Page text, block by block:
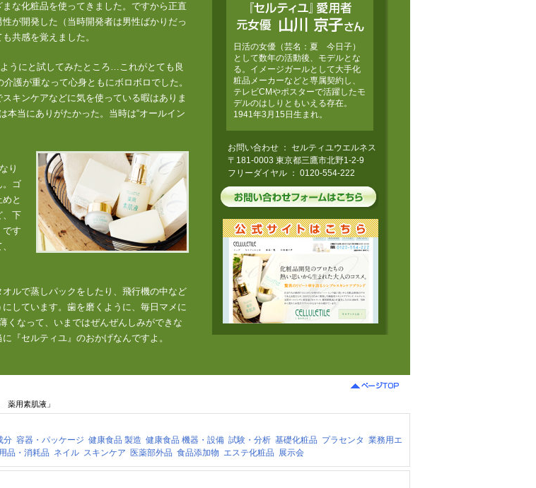
な化粧品を使ってきました。ですから正直
が開発した（当時開発者は男性ばかりだっ
共感を覚えました。
うにと試してみたところ…これがとても良
護が重なって心身ともにボロボロでした。
キンケアなどに気を使っている暇はありま
本当にありがたかった。当時は“オールイン
り
。ゴ
と
、下
です
ルで蒸しパックをしたり、飛行機の中など
しています。歯を磨くように、毎日マメに
くなって、いまではぜんぜんしみができな
『セルティユ』のおかげなんですよ。
『セルティユ』愛用者 元女優 山川
京子さん
日活の女優（芸名：夏 今日子）
として数年の活動後、モデルとな
る。イメージガールとして大手化
粧品メーカーなどと専属契約し、
テレビCMやポスターで活躍したモ
デルのはしりともいえる存在。
1941年3月15日生まれ。
お問い合わせ ： セルティユウエルネス
〒181-0003 東京都三鷹市北野1-2-9
フリーダイヤル ： 0120-554-222
薬用素肌液」
分 容器・パッケージ 健康食品 製造 健康食品 機器・設備 試験・分析 基礎化粧品 プラセンタ 業務用エ
品・消耗品 ネイル スキンケア 医薬部外品 食品添加物 エステ化粧品 展示会